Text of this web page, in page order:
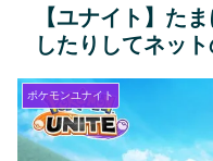
【ユナイト】た
したりしてネッ
ポケモンユナイト